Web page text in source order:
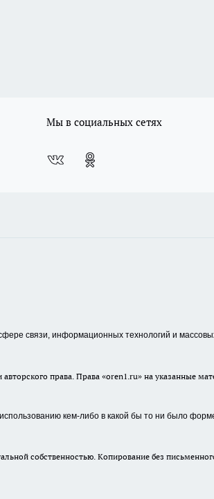
Мы в социальных сетях
связи, информационных технологий и
права. Права «oren1.ru» на указанные
кем-либо в какой бы то ни было
собственностью. Копирование без